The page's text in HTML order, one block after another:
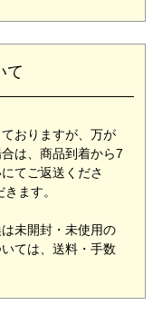
て
おりますが、万が
は、商品到着から7
てご返送くださ
ます。
未開封・未使用の
ては、送料・手数